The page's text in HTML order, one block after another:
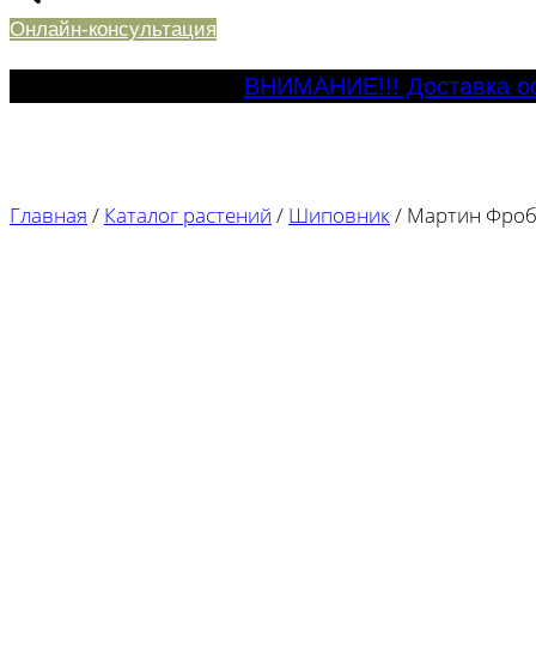
Онлайн-консультация
ВНИМАНИЕ!!! Доставка
Главная / Каталог растений / Шиповник/ Мартин